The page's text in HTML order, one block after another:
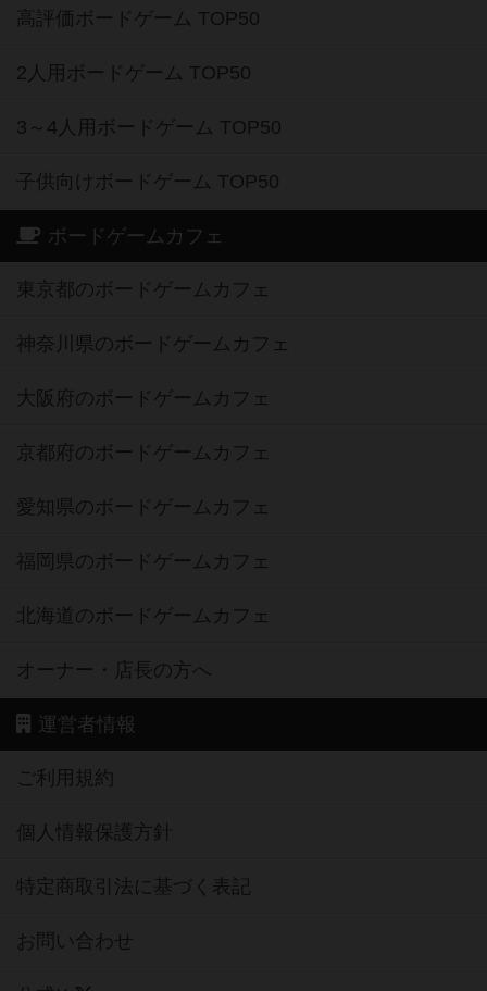
高評価ボードゲーム TOP50
2人用ボードゲーム TOP50
3～4人用ボードゲーム TOP50
子供向けボードゲーム TOP50
ボードゲームカフェ
東京都のボードゲームカフェ
神奈川県のボードゲームカフェ
大阪府のボードゲームカフェ
京都府のボードゲームカフェ
愛知県のボードゲームカフェ
福岡県のボードゲームカフェ
北海道のボードゲームカフェ
オーナー・店長の方へ
運営者情報
ご利用規約
個人情報保護方針
特定商取引法に基づく表記
お問い合わせ